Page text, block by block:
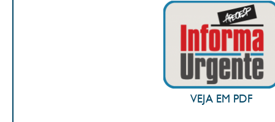
VEJA EM PDF